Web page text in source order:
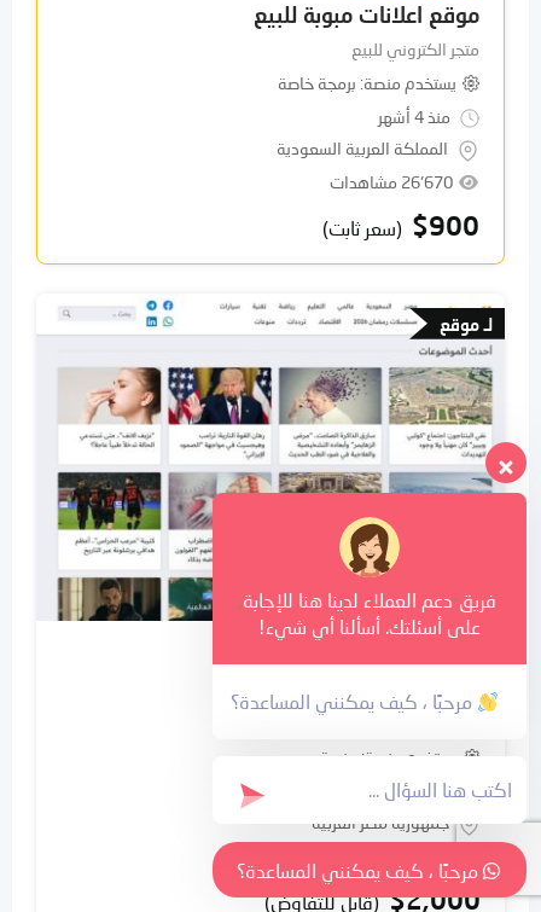
موقع اعلانات مبوبة للبيع
متجر الكتروني للبيع
يستخدم منصة برمجة خاصة
منذ 4 أشهر
المملكة العربية السعودية
26٬670 مشاهدات
$900 (سعر ثابت)
لـ موقع
موقع المحايد للبيع
يستخدم منصة
منصة ووردبريس
منذ 4 أشهر
جمهورية مصر العربية
$2,000 (قابل للتفاوض)
فريق دعم العملاء لدينا هنا للإجابة
على أسئلتك. أسألنا أي شيء!
مرحبًا ، كيف يمكنني المساعدة؟
مرحبًا ، كيف يمكنني المساعدة؟